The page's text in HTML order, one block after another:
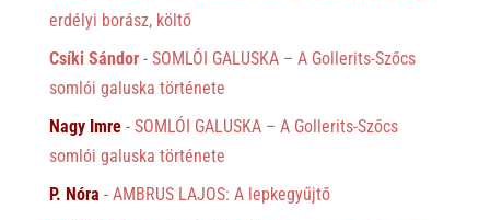
erdélyi borász, költő
Csíki Sándor- SOMLÓI GALUSKA – A Gollerits-Szőcs
somlói galuska története
Nagy Imre- SOMLÓI GALUSKA – A Gollerits-Szőcs
somlói galuska története
P. Nóra - AMBRUS LAJOS: A lepkegyűjtő